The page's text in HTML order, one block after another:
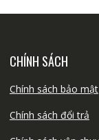
CHÍNH SÁCH
Chính sách bảo mật
Chính sách đổi trả